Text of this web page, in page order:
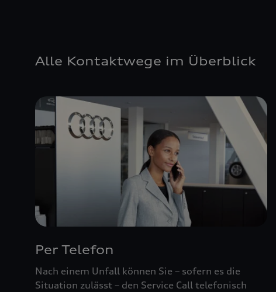
Alle Kontaktwege im Überblick
Per Telefon
Nach einem Unfall können Sie – sofern es die
Situation zulässt – den Service Call telefonisch